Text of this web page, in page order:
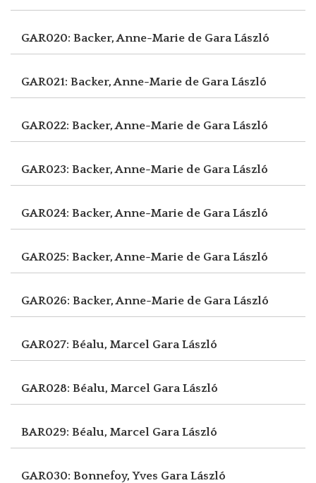
GAR020: Backer, Anne-Marie de Gara László
GAR021: Backer, Anne-Marie de Gara László
GAR022: Backer, Anne-Marie de Gara László
GAR023: Backer, Anne-Marie de Gara László
GAR024: Backer, Anne-Marie de Gara László
GAR025: Backer, Anne-Marie de Gara László
GAR026: Backer, Anne-Marie de Gara László
GAR027: Béalu, Marcel Gara László
GAR028: Béalu, Marcel Gara László
BAR029: Béalu, Marcel Gara László
GAR030: Bonnefoy, Yves Gara László